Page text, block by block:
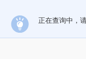
正在查询中，